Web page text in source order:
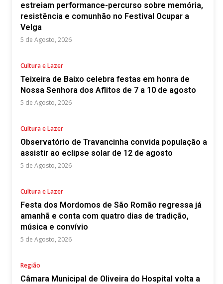
estreiam performance-percurso sobre memória,
resistência e comunhão no Festival Ocupar a
Velga
5 de Agosto, 2026
Cultura e Lazer
Teixeira de Baixo celebra festas em honra de
Nossa Senhora dos Aflitos de 7 a 10 de agosto
5 de Agosto, 2026
Cultura e Lazer
Observatório de Travancinha convida população a
assistir ao eclipse solar de 12 de agosto
5 de Agosto, 2026
Cultura e Lazer
Festa dos Mordomos de São Romão regressa já
amanhã e conta com quatro dias de tradição,
música e convívio
5 de Agosto, 2026
Região
Câmara Municipal de Oliveira do Hospital volta a